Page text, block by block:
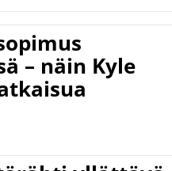
– näin Kyle